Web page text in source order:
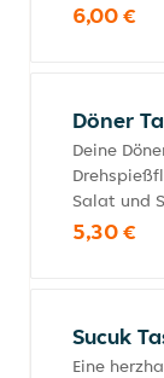
6,00 €
Döner
Deine
Salat und
5,30 €
Sucuk
Eine